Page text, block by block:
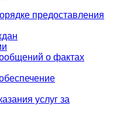
предоставления
о фактах
услуг за